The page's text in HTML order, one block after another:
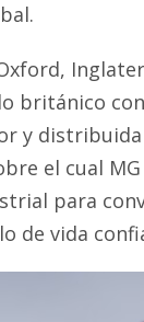
británico
y
el cual
para
de vida